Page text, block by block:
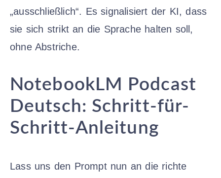
„ausschließlich“. Es signalisiert der KI, dass
sie sich strikt an die Sprache halten soll,
ohne Abstriche.
NotebookLM Podcast
Deutsch: Schritt-für-
Schritt-Anleitung
Lass uns den Prompt nun an die richte